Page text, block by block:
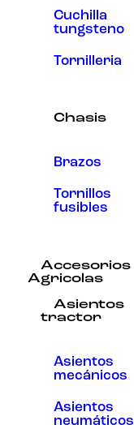
Cuchilla
tungsteno
Tornilleria
Chasis
Brazos
Tornillos
fusibles
Accesorios
Agricolas
Asientos
tractor
Asientos
mecánicos
Asientos
neumáticos